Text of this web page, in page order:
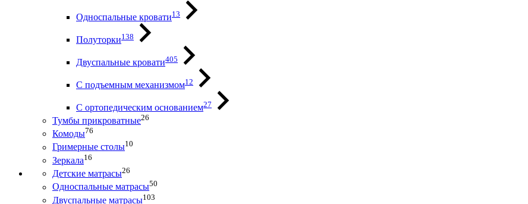
Односпальные кровати13
Полуторки138
Двуспальные кровати405
С подъемным механизмом12
С ортопедическим основанием27
Тумбы прикроватные26
Комоды76
Гримерные столы10
Зеркала16
Детские матрасы26
Односпальные матрасы50
Двуспальные матрасы103